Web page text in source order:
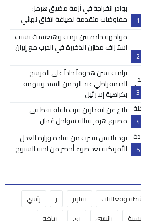
1
بوادر انفراجة في أزمة مضيق هرمز:
مفاوضات متقدمة لصياغة اتفاق نهائي
2
مواجهة حادة بين ترمب وهيغسيث بسبب
استنزاف مخازن الذخيرة في الحرب مع إيران
3
ترامب يشن هجوماً حاداً على المرشح
الديمقراطي عبد الرحمن السيد ويتهمه
بكراهية إسرائيل
4
بلاغ عن انفجارين قرب ناقلة نفط في
مضيق هرمز قبالة سواحل عُمان
5
تود بلانش يقترب من قيادة وزارة العدل
الأمريكية بعد ضوء أخضر من لجنة الشيوخ
وفعاليات تقارير ر
رئسي
رائيسي ري رياضه